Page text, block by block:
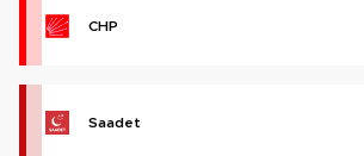
CHP
Saadet